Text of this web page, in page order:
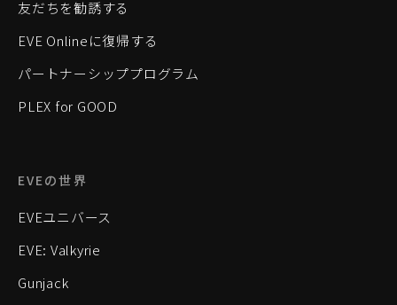
友だちを勧誘する
EVE Onlineに復帰する
パートナーシッププログラム
PLEX for GOOD
EVEの世界
EVEユニバース
EVE: Valkyrie
Gunjack